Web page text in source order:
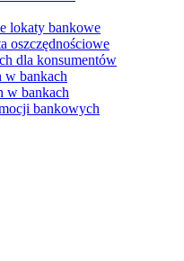
lokaty bankowe
oszczędnościowe
dla konsumentów
w bankach
w bankach
bankowych